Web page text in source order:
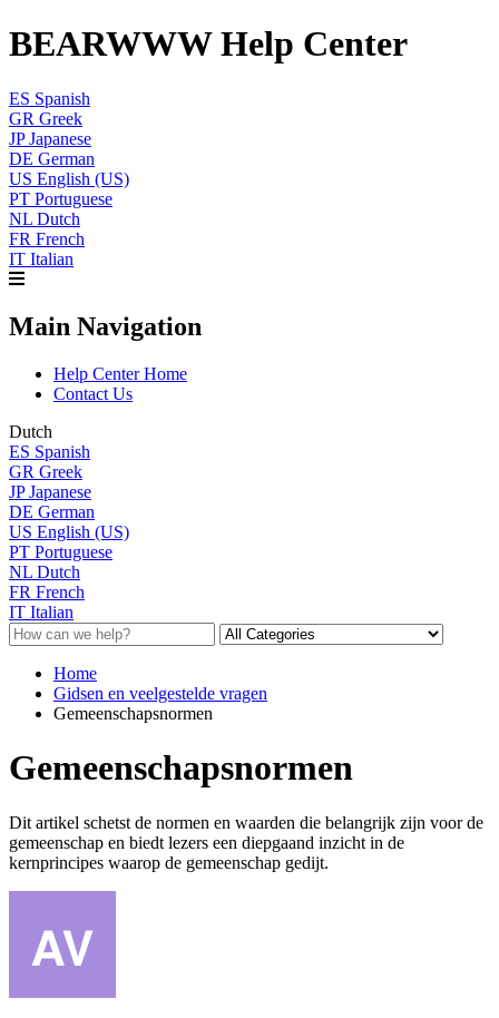
BEARWWW Help Center
ES Spanish
GR Greek
JP Japanese
DE German
US English (US)
PT Portuguese
NL Dutch
FR French
IT Italian
Main Navigation
Help Center Home
Contact Us
Dutch
ES Spanish
GR Greek
JP Japanese
DE German
US English (US)
PT Portuguese
NL Dutch
FR French
IT Italian
Home
Gidsen en veelgestelde vragen
Gemeenschapsnormen
Gemeenschapsnormen
Dit artikel schetst de normen en waarden die belangrijk zijn voor de
gemeenschap en biedt lezers een diepgaand inzicht in de
kernprincipes waarop de gemeenschap gedijt.